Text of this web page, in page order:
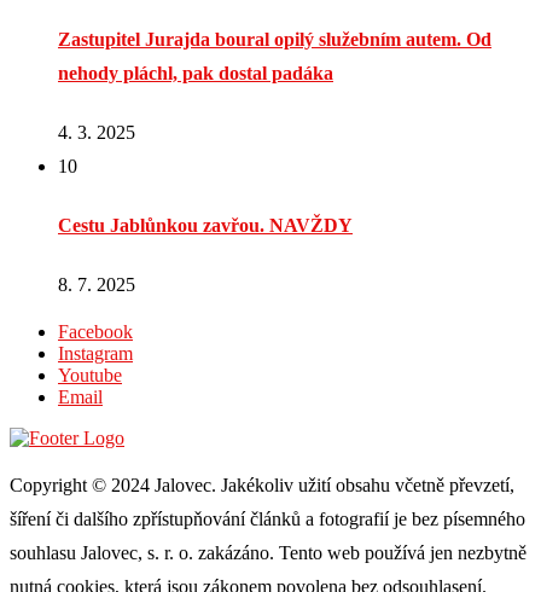
Zastupitel Jurajda boural opilý služebním autem. Od
nehody pláchl, pak dostal padáka
4. 3. 2025
10
Cestu Jablůnkou zavřou. NAVŽDY
8. 7. 2025
Facebook
Instagram
Youtube
Email
Copyright © 2024 Jalovec. Jakékoliv užití obsahu včetně převzetí,
šíření či dalšího zpřístupňování článků a fotografií je bez písemného
souhlasu Jalovec, s. r. o. zakázáno. Tento web používá jen nezbytně
nutná cookies, která jsou zákonem povolena bez odsouhlasení.